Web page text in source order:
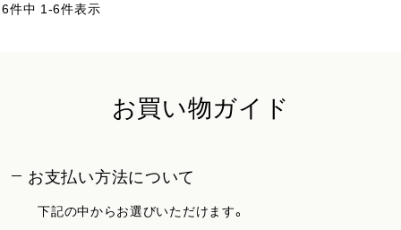
6件中 1 -6件表示
お買い物ガイド
お支払い方法について
下記の中からお選びいただけます。